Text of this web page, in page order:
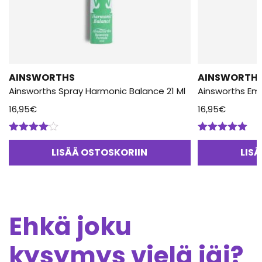
AINSWORTHS
Ainsworths Spray Harmonic Balance 21 Ml
16,95€
Arvostelu
LISÄÄ OSTOSKORIIN
Ainsworths
16,95€
Arvostelu
Ehkä joku